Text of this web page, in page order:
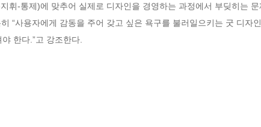
휘-통제)에 맞추어 실제로 디자인을 경영하는 과정에서 부딪히는
“사용자에게 감동을 주어 갖고 싶은 욕구를 불러일으키는 굿 디자
한다.”고 강조한다.